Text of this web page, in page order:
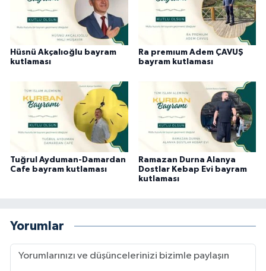
Hüsnü Akçalıoğlu bayram
kutlaması
Ra premıum Adem ÇAVUŞ
bayram kutlaması
Tuğrul Ayduman-Damardan
Cafe bayram kutlaması
Ramazan Durna Alanya
Dostlar Kebap Evi bayram
kutlaması
Yorumlar